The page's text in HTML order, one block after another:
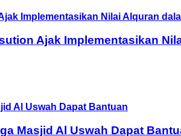
Ajak Implementasikan
Masjid Al Uswah Dapat